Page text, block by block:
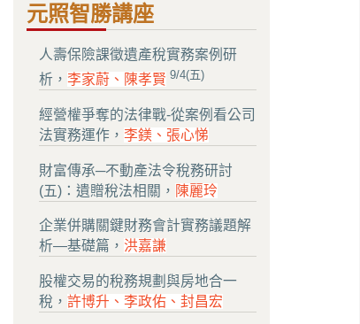
元照智勝講座
人壽保險課徵遺產稅實務案例研
析，李家蔚、陳孝賢 9/4(五)
經營權爭奪的法律戰-從案例看公司
法實務運作，李鎂、張心悌
財富傳承─不動產法令稅務研討
(五)：遺贈稅法相關， 陳麗玲
企業併購關鍵財務會計實務議題解
析—基礎篇， 洪嘉謙
股權交易的稅務規劃與房地合一
稅，許博升、李政佑、封昌宏